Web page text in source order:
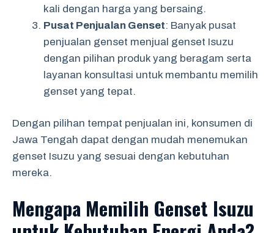
kali dengan harga yang bersaing.
Pusat Penjualan Genset: Banyak pusat
penjualan genset menjual genset Isuzu
dengan pilihan produk yang beragam serta
layanan konsultasi untuk membantu memilih
genset yang tepat.
Dengan pilihan tempat penjualan ini, konsumen di
Jawa Tengah dapat dengan mudah menemukan
genset Isuzu yang sesuai dengan kebutuhan
mereka.
Mengapa Memilih Genset Isuzu